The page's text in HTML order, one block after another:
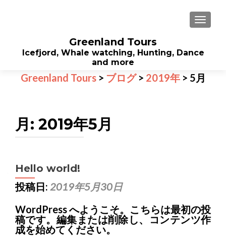
ナビ
Greenland Tours
Icefjord, Whale watching, Hunting, Dance
and more
Greenland Tours> ブログ> 2019年> 5月
月: 2019年5月
Hello world!
投稿日: 2019年5月30日
WordPress へようこそ。こちらは最初の投
稿です。編集または削除し、コンテンツ作
成を始めてください。